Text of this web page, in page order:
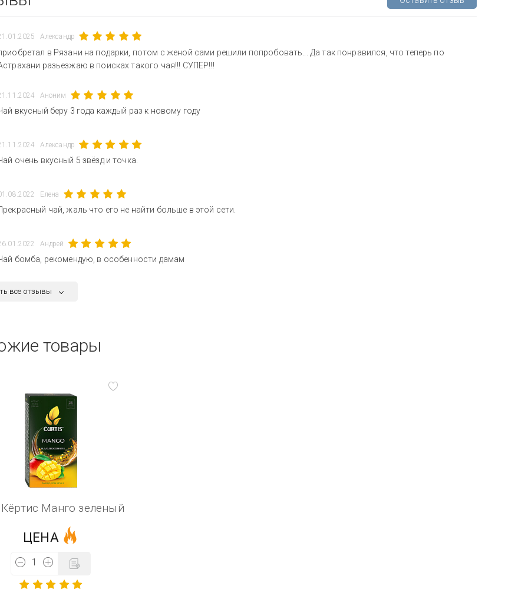
Александр
в Рязани на подарки, потом с женой сами решили попробовать... Да так понравился, что теперь по
разьезжаю в поисках такого чая!!! СУПЕР!!!
Аноним
вкусный беру 3 года каждый раз к новому году
Александр
очень вкусный 5 звёзд и точка.
Елена
чай, жаль что его не найти больше в этой сети.
Андрей
бомба, рекомендую, в особенности дамам
все отзывы
товары
Манго зеленый
ЦЕНА